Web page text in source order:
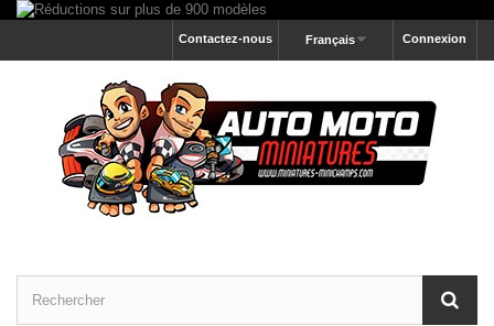
Connexion
Français
Contactez-nous